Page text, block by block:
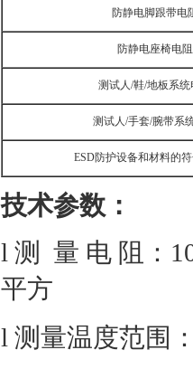
防静电脚跟带电
防静电座椅电阻
测试人/鞋/地板系统
测试人/手套/腕带系
ESD防护设备和材料的
技术参数：
l 测 量 电 阻 ：
平方
l 测量温度范围